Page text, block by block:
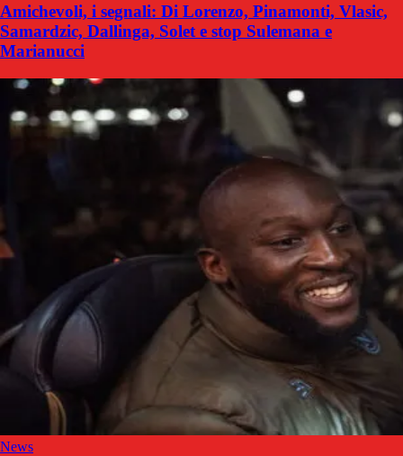
Amichevoli, i segnali: Di Lorenzo, Pinamonti, Vlasic,
Samardzic, Dallinga, Solet e stop Sulemana e
Marianucci
News